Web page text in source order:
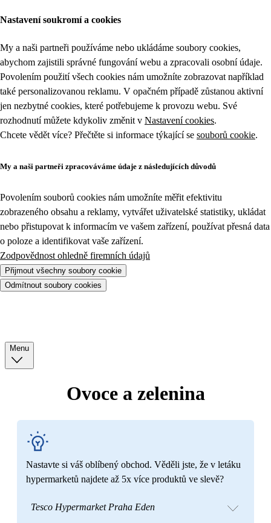
Nastavení soukromí a cookies
My a naši partneři používáme nebo ukládáme soubory cookies,
abychom zajistili správné fungování webu a zpracovali osobní údaje.
Povolením použití všech cookies nám umožníte zobrazovat například
také personalizovanou reklamu. V opačném případě zůstanou aktivní
jen nezbytné cookies, které potřebujeme k provozu webu. Své
rozhodnutí můžete kdykoliv změnit v Nastavení cookies.
Chcete vědět více? Přečtěte si informace týkající se souborů cookie.
My a naši partneři zpracováváme údaje z následujících důvodů
Povolením souborů cookies nám umožníte měřit efektivitu
zobrazeného obsahu a reklamy, vytvářet uživatelské statistiky, ukládat
nebo přistupovat k informacím ve vašem zařízení, používat přesná data
o poloze a identifikovat vaše zařízení.
Zodpovědnost ohledně firemních údajů
Přijmout všechny soubory cookie
Odmítnout soubory cookies
Menu
Ovoce a zelenina
Nastavte si váš oblíbený obchod. Věděli jste, že v letáku
hypermarketů najdete až 5x více produktů ve slevě?
Tesco Hypermarket Praha Eden